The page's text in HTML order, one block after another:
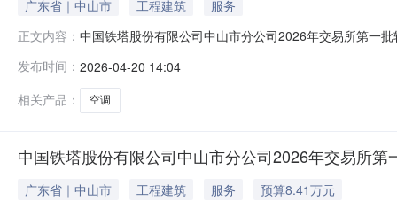
广东省｜中山市 工程建筑
服务
正文内容： 中国铁塔股份有限公司中山市分公司2026年交易所第一
体化机柜等资产描述以实物为准标的所在地广东省中山
置清
发布时间： 2026-04-20 14:04
相关产品：
空调
中国铁塔股份有限公司中山市分公司2026年交易所第
广东省｜中山市 工程建筑 服务
预算8.41万元